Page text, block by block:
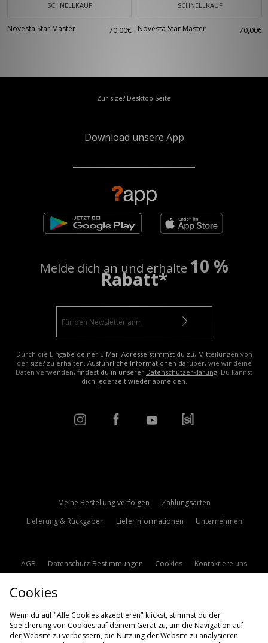
SCHNELLKAUF
Novesta Star Master 70,00€
SCHNELLKAUF
Novesta Star Master 70,00€
Zur size? Desktop Seite
Download unsere App
Melde dich an und erhalte 10 %
Rabatt*
Durch die Eingabe deiner E-Mail-Adresse stimmst du zu, Mitteilungen von
der size? zu erhalten. Ausführliche Informationen darüber, wie wir deine
Daten verwenden, findest du in unserer Datenschutzerklärung. Du kannst
dich jederzeit wieder abmelden.
Meine Bestellung verfolgen
Zahlungsarten
Lieferung & Rückgaben
Lieferinformationen Unternehmen
AGB Datenschutz-Bestimmungen Cookies
Kontaktiere uns
Cookies
Wenn du auf "Alle Cookies akzeptieren" klickst, stimmst du der
Speicherung von Cookies auf deinem Gerät zu, um die Navigation auf
der Website zu verbessern, die Nutzung der Website zu analysieren